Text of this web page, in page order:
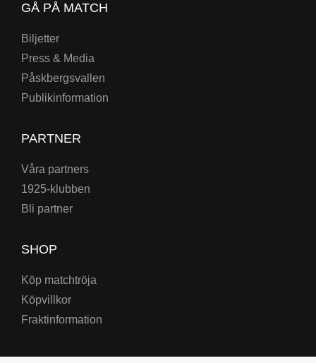
GÅ PÅ MATCH
Biljetter
Press & Media
Påskbergsvallen
Publikinformation
PARTNER
Våra partners
1925-klubben
Bli partner
SHOP
Köp matchtröja
Köpvillkor
Fraktinformation